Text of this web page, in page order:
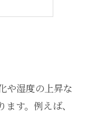
や湿度の上昇な
す。例えば、